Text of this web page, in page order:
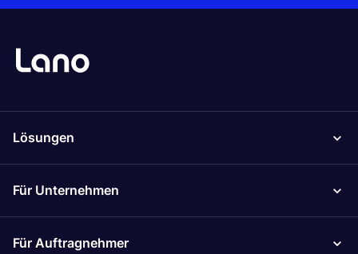
Lösungen
Für Unternehmen
Für Auftragnehmer